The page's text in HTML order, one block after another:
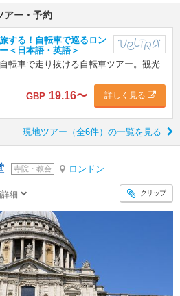
アー・予約
する！自転車で巡るロン
＜日本語・英語＞
転車で走り抜ける自転車ツアー。観光
GBP 19.16〜 詳しく見る
現地ツアー（全6件）の一覧を見る
寺院・教会 ロンドン
細 クリップ